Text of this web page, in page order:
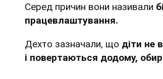
Серед причин вони називали
працевлаштування.
Дехто зазначали, що діти не
і повертаються додому,